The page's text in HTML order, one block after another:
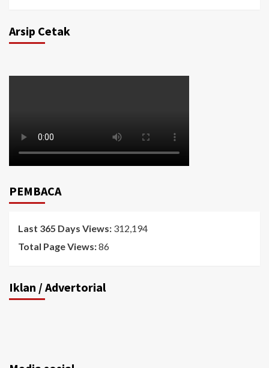
Arsip Cetak
PEMBACA
Last 365 Days Views: 312,194
Total Page Views:86
Iklan / Advertorial